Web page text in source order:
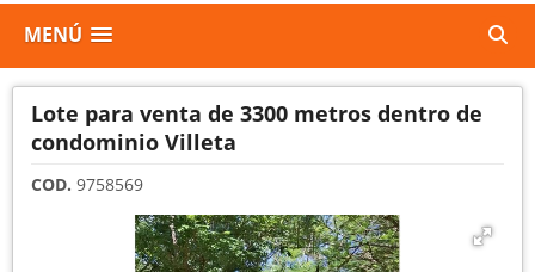
MENÚ
Lote para venta de 3300 metros dentro de
condominio Villeta
COD. 9758569